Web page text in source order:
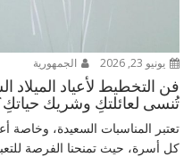
يونيو 23, 2026 الجمهورية
فن التخطيط لأعياد
تُنسى لعائلتكِ وشريك
تعتبر المناسبات السعيدة، وخاصة
كل أسرة، حيث تمنحنا الفرصة